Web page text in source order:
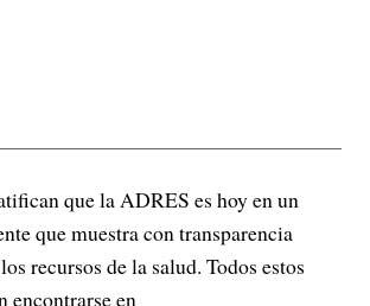
que la ADRES es hoy en un
que muestra con transparencia
recursos de la salud. Todos estos
encontrarse en